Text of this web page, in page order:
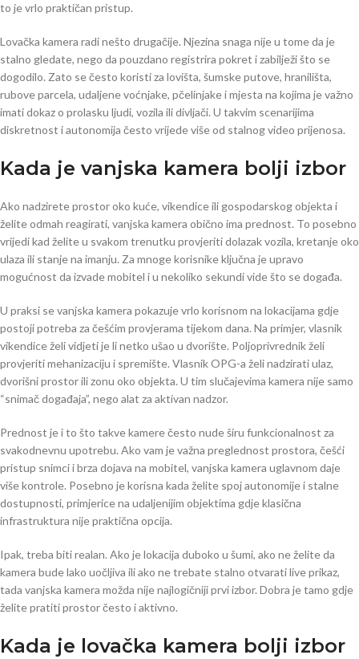
to je vrlo praktičan pristup.
Lovačka kamera radi nešto drugačije. Njezina snaga nije u tome da je
stalno gledate, nego da pouzdano registrira pokret i zabilježi što se
dogodilo. Zato se često koristi za lovišta, šumske putove, hranilišta,
rubove parcela, udaljene voćnjake, pčelinjake i mjesta na kojima je važno
imati dokaz o prolasku ljudi, vozila ili divljači. U takvim scenarijima
diskretnost i autonomija često vrijede više od stalnog video prijenosa.
Kada je vanjska kamera bolji izbor
Ako nadzirete prostor oko kuće, vikendice ili gospodarskog objekta i
želite odmah reagirati, vanjska kamera obično ima prednost. To posebno
vrijedi kad želite u svakom trenutku provjeriti dolazak vozila, kretanje oko
ulaza ili stanje na imanju. Za mnoge korisnike ključna je upravo
mogućnost da izvade mobitel i u nekoliko sekundi vide što se događa.
U praksi se vanjska kamera pokazuje vrlo korisnom na lokacijama gdje
postoji potreba za češćim provjerama tijekom dana. Na primjer, vlasnik
vikendice želi vidjeti je li netko ušao u dvorište. Poljoprivrednik želi
provjeriti mehanizaciju i spremište. Vlasnik OPG-a želi nadzirati ulaz,
dvorišni prostor ili zonu oko objekta. U tim slučajevima kamera nije samo
“snimač događaja”, nego alat za aktivan nadzor.
Prednost je i to što takve kamere često nude širu funkcionalnost za
svakodnevnu upotrebu. Ako vam je važna preglednost prostora, češći
pristup snimci i brza dojava na mobitel, vanjska kamera uglavnom daje
više kontrole. Posebno je korisna kada želite spoj autonomije i stalne
dostupnosti, primjerice na udaljenijim objektima gdje klasična
infrastruktura nije praktična opcija.
Ipak, treba biti realan. Ako je lokacija duboko u šumi, ako ne želite da
kamera bude lako uočljiva ili ako ne trebate stalno otvarati live prikaz,
tada vanjska kamera možda nije najlogičniji prvi izbor. Dobra je tamo gdje
želite pratiti prostor često i aktivno.
Kada je lovačka kamera bolji izbor